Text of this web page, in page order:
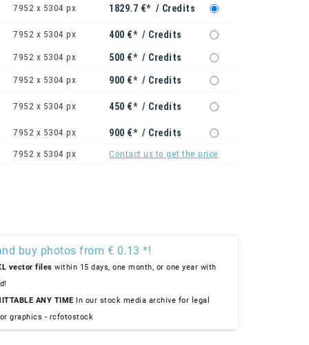
7952 x 5304 px 1829.7 €* / Credits
7952 x 5304 px 400 €* / Credits
7952 x 5304 px 500 €* / Credits
7952 x 5304 px 900 €* / Credits
7952 x 5304 px 450 €* / Credits
7952 x 5304 px 900 €* / Credits
7952 x 5304 px Contact us to get the price
buy photos from € 0.13 *!
vector files within 15 days, one month, or one year with
ANY TIME In our stock media archive for legal
graphics - rcfotostock